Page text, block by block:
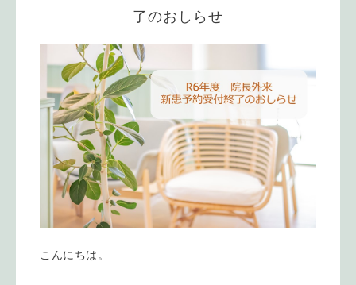
了のおしらせ
こんにちは。